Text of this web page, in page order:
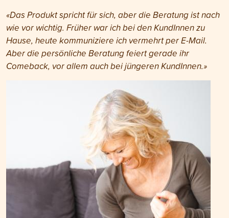
«Das Produkt spricht für sich, aber die Beratung ist nach
wie vor wichtig. Früher war ich bei den KundInnen zu
Hause, heute kommuniziere ich vermehrt per E-Mail.
Aber die persönliche Beratung feiert gerade ihr
Comeback, vor allem auch bei jüngeren KundInnen.»